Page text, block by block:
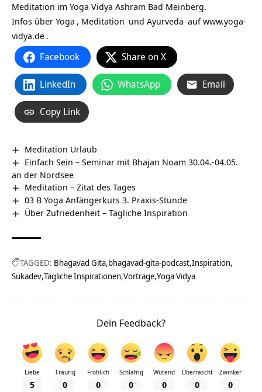
Meditation im Yoga Vidya Ashram Bad Meinberg.
Infos über Yoga , Meditation und Ayurveda aufwww.yoga-
vidya.de .
Facebook Share on X
LinkedIn WhatsApp Email
Copy Link
Meditation Urlaub
Einfach Sein – Seminar mit Bhajan Noam 30.04.-04.05.
an der Nordsee
Meditation – Zitat des Tages
03 B Yoga Anfängerkurs 3. Praxis-Stunde
Über Zufriedenheit – Tägliche Inspiration
TAGGED: Bhagavad Gita bhagavad-gita-podcast Inspiration
Sukadev Tägliche Inspirationen Vorträge Yoga Vidya
Dein Feedback?
Liebe
5
Traurig
0
Fröhlich
0
Schläfrig
0
Wütend
0
Überrascht
0
Zwinker
0